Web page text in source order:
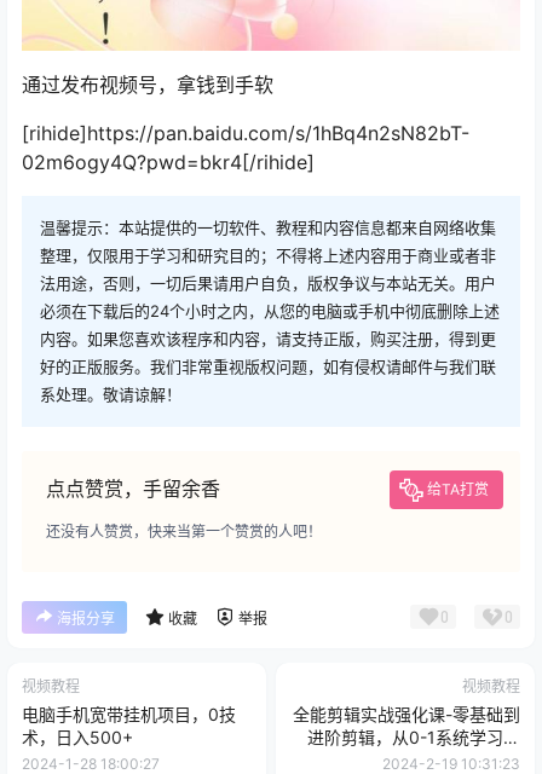
通过发布视频号，拿钱到手软
[rihide]https://pan.baidu.com/s/1hBq4n2sN82bT-
02m6ogy4Q?pwd=bkr4[/rihide]
温馨提示：本站提供的一切软件、教程和内容信息都来自网络收集
整理，仅限用于学习和研究目的；不得将上述内容用于商业或者非
法用途，否则，一切后果请用户自负，版权争议与本站无关。用户
必须在下载后的24个小时之内，从您的电脑或手机中彻底删除上述
内容。如果您喜欢该程序和内容，请支持正版，购买注册，得到更
好的正版服务。我们非常重视版权问题，如有侵权请邮件与我们联
系处理。敬请谅解！
点点赞赏，手留余香 给TA打赏
还没有人赞赏，快来当第一个赞赏的人吧！
海报分享 收藏 举报 0 0
视频教程
电脑手机宽带挂机项目，0技
术，日入500+
2024-1-28 18:00:27
视频教程
全能剪辑实战强化课-零基础到
进阶剪辑，从0-1系统学习，
200节课程加强版！
2024-2-19 10:31:23